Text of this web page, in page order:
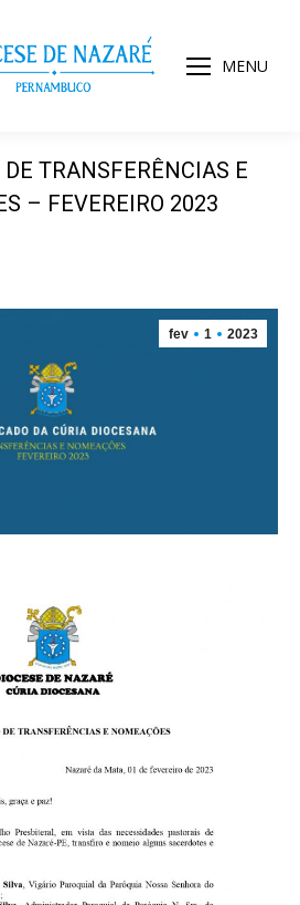
MENU
TRANSFERÊNCIAS E
– FEVEREIRO 2023
fev 1 2023